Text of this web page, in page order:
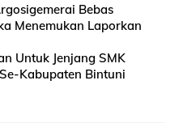
Bebas
Menemukan Laporkan
Untuk Jenjang SMK
Se-Kabupaten Bintuni